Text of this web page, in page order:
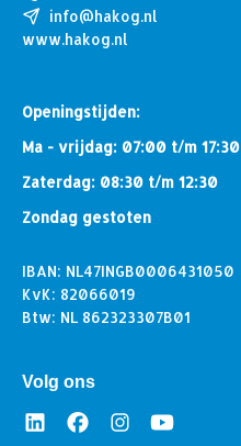
info@hakog.nl
www.hakog.nl
Openingstijden:
Ma - vrijdag: 07:00 t/m 17:30
Zaterdag: 08:30 t/m 12:30
Zondag gestoten
IBAN: NL47INGB0006431050
KvK: 82066019
Btw: NL 862323307B01
Volg ons